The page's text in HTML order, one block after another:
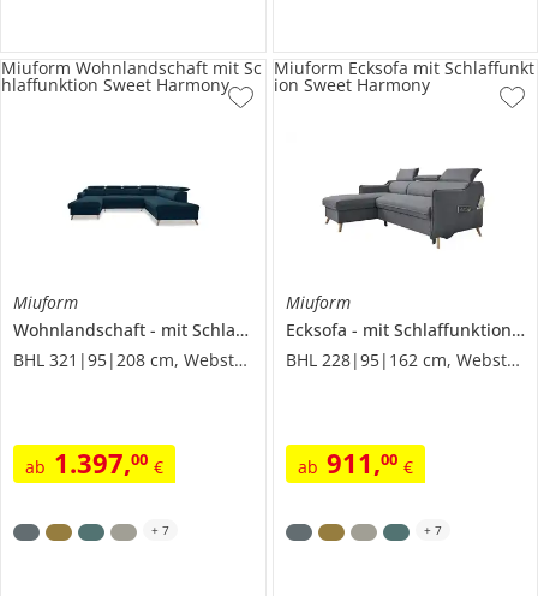
Miuform
Wohnlandschaft
mit Schlaffunktion
Sweet Harmony
BHL 321|95|208 cm, Webstoff
ab 1.397,00 €
Miuform Wohnlandschaft mit Sc
hlaffunktion Sweet Harmony
+ 7
Miuform
Ecksofa
mit Schlaffunktion
BHL 228|95|162 cm, Webstoff
ab 911,00 €
Miuform Ecksofa mit Schlaffunkt
ion Sweet Harmony
+ 7